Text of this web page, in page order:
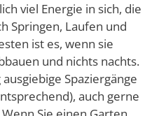
viel Energie in sich, die
Springen, Laufen und
ist es, wenn sie
und nichts nachts.
Spaziergänge
auch gerne